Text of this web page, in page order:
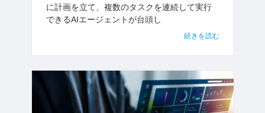
に計画を立て、複数のタスクを連続して実行
できるAIエージェントが台頭し
続きを読む